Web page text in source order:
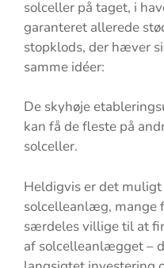
solceller på taget, i
garanteret allerede
stopklods, der hæver
samme idéer:
De skyhøje
kan få de fleste på
solceller.
Heldigvis er det
solcelleanlæg, mange
særdeles villige til at
af solcelleanlægget –